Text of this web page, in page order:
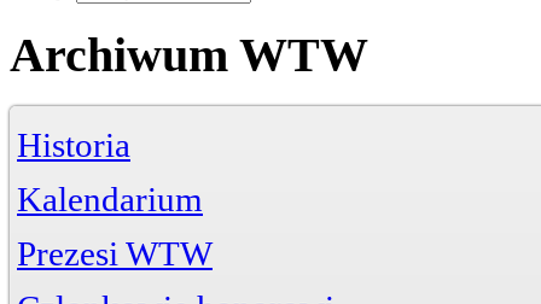
Archiwum WTW
Historia
Kalendarium
Prezesi WTW